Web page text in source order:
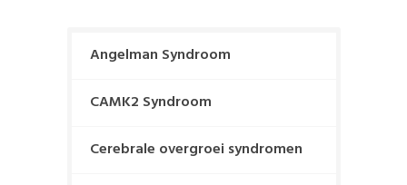
Angelman Syndroom
CAMK2 Syndroom
Cerebrale overgroei syndromen